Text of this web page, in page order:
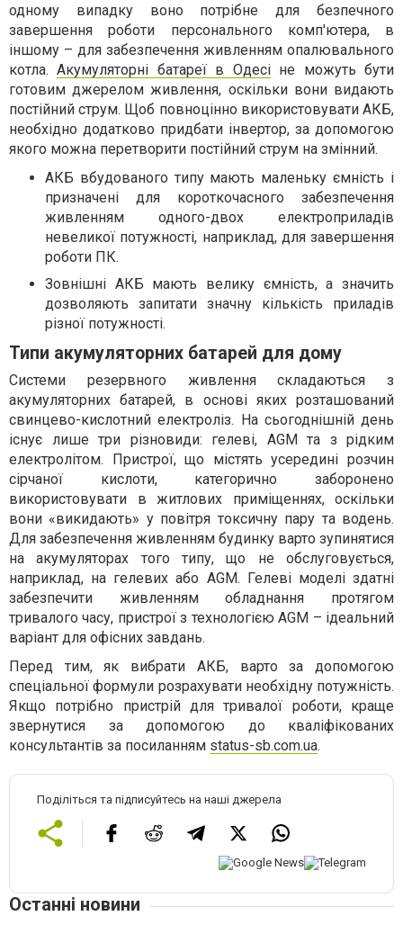
одному випадку воно потрібне для безпечного
завершення роботи персонального комп'ютера, в
іншому – для забезпечення живленням опалювального
котла.Акумуляторні батареї в Одесіне можуть бути
готовим джерелом живлення, оскільки вони видають
постійний струм. Щоб повноцінно використовувати АКБ,
необхідно додатково придбати інвертор, за допомогою
якого можна перетворити постійний струм на змінний.
АКБ вбудованого типу мають маленьку ємність і
призначені для короткочасного забезпечення
живленням одного-двох електроприладів
невеликої потужності, наприклад, для завершення
роботи ПК.
Зовнішні АКБ мають велику ємність, а значить
дозволяють запитати значну кількість приладів
різної потужності.
Типи акумуляторних батарей для дому
Системи резервного живлення складаються з
акумуляторних батарей, в основі яких розташований
свинцево-кислотний електроліз. На сьогоднішній день
існує лише три різновиди: гелеві, AGM та з рідким
електролітом. Пристрої, що містять усередині розчин
сірчаної кислоти, категорично заборонено
використовувати в житлових приміщеннях, оскільки
вони «викидають» у повітря токсичну пару та водень.
Для забезпечення живленням будинку варто зупинятися
на акумуляторах того типу, що не обслуговується,
наприклад, на гелевих або AGM. Гелеві моделі здатні
забезпечити живленням обладнання протягом
тривалого часу, пристрої з технологією AGM – ідеальний
варіант для офісних завдань.
Перед тим, як вибрати АКБ, варто за допомогою
спеціальної формули розрахувати необхідну потужність.
Якщо потрібно пристрій для тривалої роботи, краще
звернутися за допомогою до кваліфікованих
консультантів за посиланням status-sb.com.ua.
Поділіться та підписуйтесь на наші джерела
Останні новини